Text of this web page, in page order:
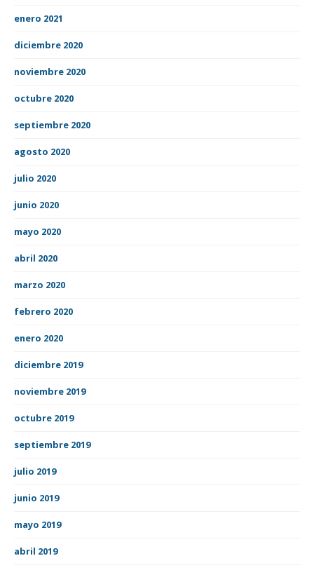
enero 2021
diciembre 2020
noviembre 2020
octubre 2020
septiembre 2020
agosto 2020
julio 2020
junio 2020
mayo 2020
abril 2020
marzo 2020
febrero 2020
enero 2020
diciembre 2019
noviembre 2019
octubre 2019
septiembre 2019
julio 2019
junio 2019
mayo 2019
abril 2019